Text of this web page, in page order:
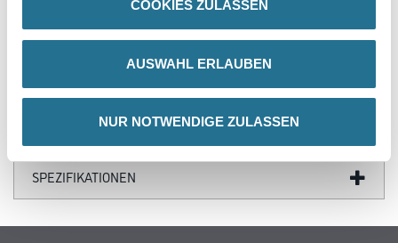
COOKIES ZULASSEN
AUSWAHL ERLAUBEN
NUR NOTWENDIGE ZULASSEN
GEFAHRENHINWEISE
DATENBLÄTTER
SPEZIFIKATIONEN